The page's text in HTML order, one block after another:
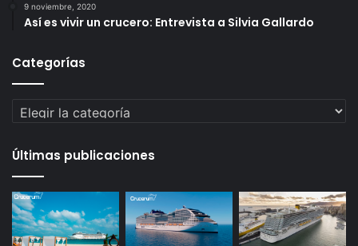
9 noviembre, 2020
Así es vivir un crucero: Entrevista a Silvia Gallardo
Categorías
Categorías
Últimas publicaciones